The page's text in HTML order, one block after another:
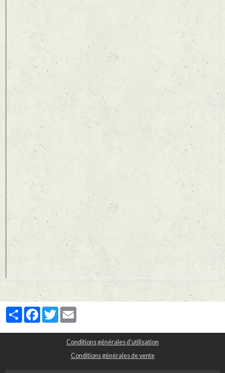
PartagerFacebook
Twitter
Conditions générales d'utilisation
Conditions générales de vente